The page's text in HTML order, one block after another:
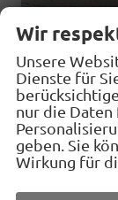
Audi A3
sofort lieferbar
Fahrzeugnr.32899
KraftstoffBenzin
Wir
Unsere
Dienste für
nur die
geben. Sie
Wirkung für